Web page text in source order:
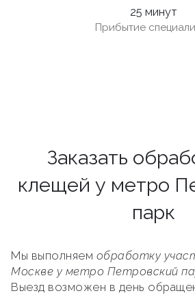
25 минут
Прибытие
Заказать
клещей у метро
парк
Мы выполняем обработку
Москве у метро Петровский
Выезд возможен в день